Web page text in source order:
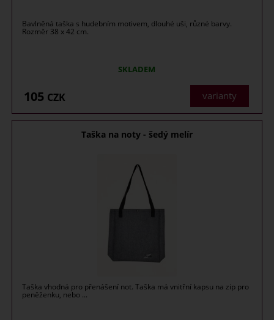
Bavlněná taška s hudebním motivem, dlouhé uši, různé barvy.
Rozměr 38 x 42 cm.
SKLADEM
varianty
105 CZK
Taška na noty - šedý melír
Taška vhodná pro přenášení not. Taška má vnitřní kapsu na zip pro
peněženku, nebo ...